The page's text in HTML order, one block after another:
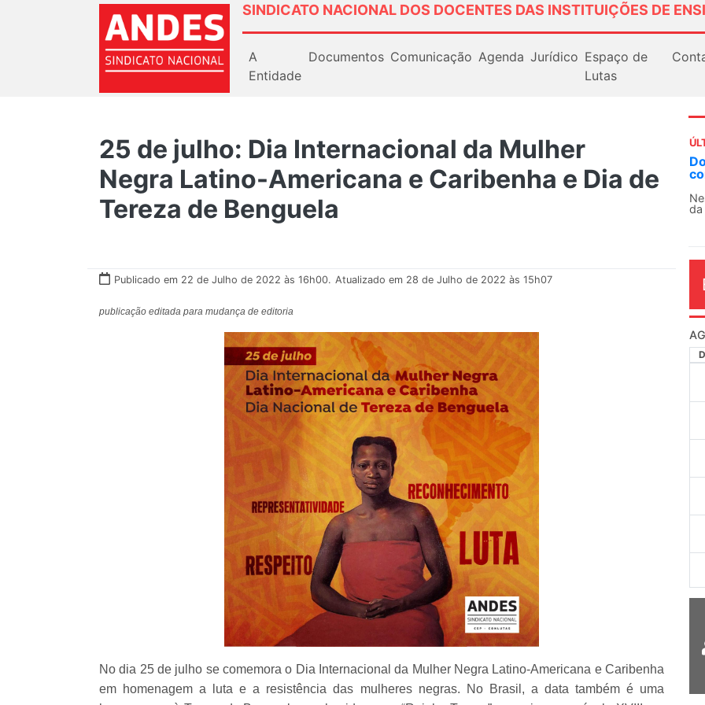
SINDICATO NACIONAL DOS DOCENTES DAS INSTITUIÇÕES DE
A
Entidade
Documentos Comunicação Agenda Jurídico Espaço de
Lutas
25 de julho: Dia Internacional da Mulher
Negra Latino-Americana e Caribenha e Dia de
Tereza de Benguela
Publicado em 22 de Julho de 2022 às 16h00. Atualizado em 28 de Julho de 2022 às 15h07
publicação editada para mudança de editoria
No dia 25 de julho se comemora o Dia Internacional da Mulher Negra Latino-Americana e Caribenha
em homenagem a luta e a resistência das mulheres negras. No Brasil, a data também é uma
Docentes paralisam novamente as atividades
contra as políticas de Milei na Argentina
O